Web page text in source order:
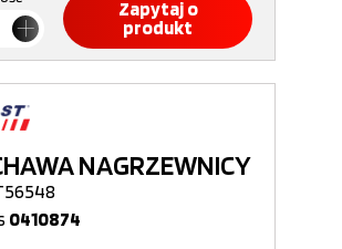
Zapytaj o
produkt
NAGRZEWNICY
0410874